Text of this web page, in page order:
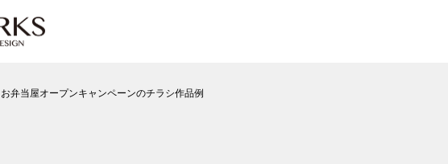
お弁当屋オープンキャンペーンのチラシ作品例